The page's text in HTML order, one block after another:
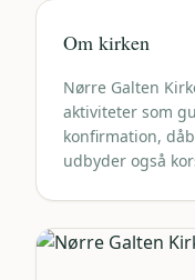
Om kirken
Nørre Galten
aktiviteter som
konfirmation,
udbyder også